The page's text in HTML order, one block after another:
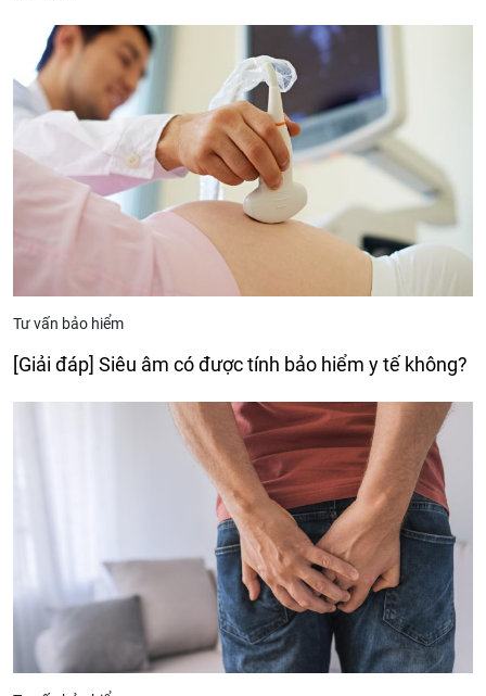
Tư vấn bảo hiểm
[Giải đáp] Siêu âm có được tính bảo hiểm y tế không?